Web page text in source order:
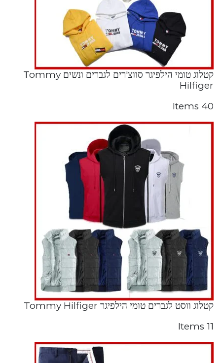
קטלוג טומי הילפיגר סווצ'רים לגברים ונשים Tommy
Hilfiger
40 Items
קטלוג ווסט לגברים טומי הילפיגר Tommy Hilfiger
11 Items